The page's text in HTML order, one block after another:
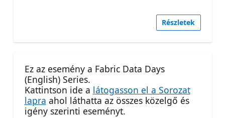
Részletek
Ez az esemény a Fabric Data Days
(English) Series.
Kattintson ide a látogasson el a Sorozat
lapra ahol láthatta az összes közelgő és
igény szerinti eseményt.